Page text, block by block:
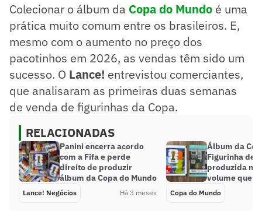
Colecionar o álbum da Copa do Mundo é uma
prática muito comum entre os brasileiros. E,
mesmo com o aumento no preço dos
pacotinhos em 2026, as vendas têm sido um
sucesso. O Lance! entrevistou comerciantes,
que analisaram as primeiras duas semanas
de venda de figurinhas da Copa.
RELACIONADAS
Panini encerra acordo
com a Fifa e perde
direito de produzir
álbum da Copa do Mundo
Lance! Negócios Há 3 meses
Álbum da
Figurinha de
produzida no
volume que
Copa do Mundo